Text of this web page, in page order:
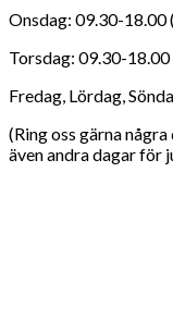
Onsdag: 09.30-18.00
Torsdag: 09.30-
Fredag, Lördag,
(Ring oss gärna
även andra dagar för